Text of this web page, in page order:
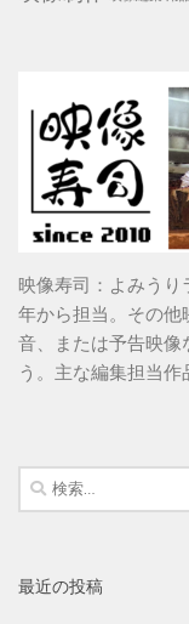
映像寿司：よみうり
年から担当。その他
音、または予告映像
う。主な編集担当作
検
索:
最近の投稿